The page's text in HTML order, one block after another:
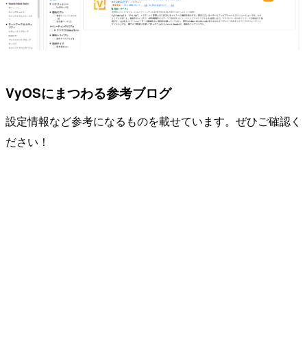
VyOSにまつわる参考ブログ
設定情報など参考になるものを載せています。ぜひご確認く
ださい！